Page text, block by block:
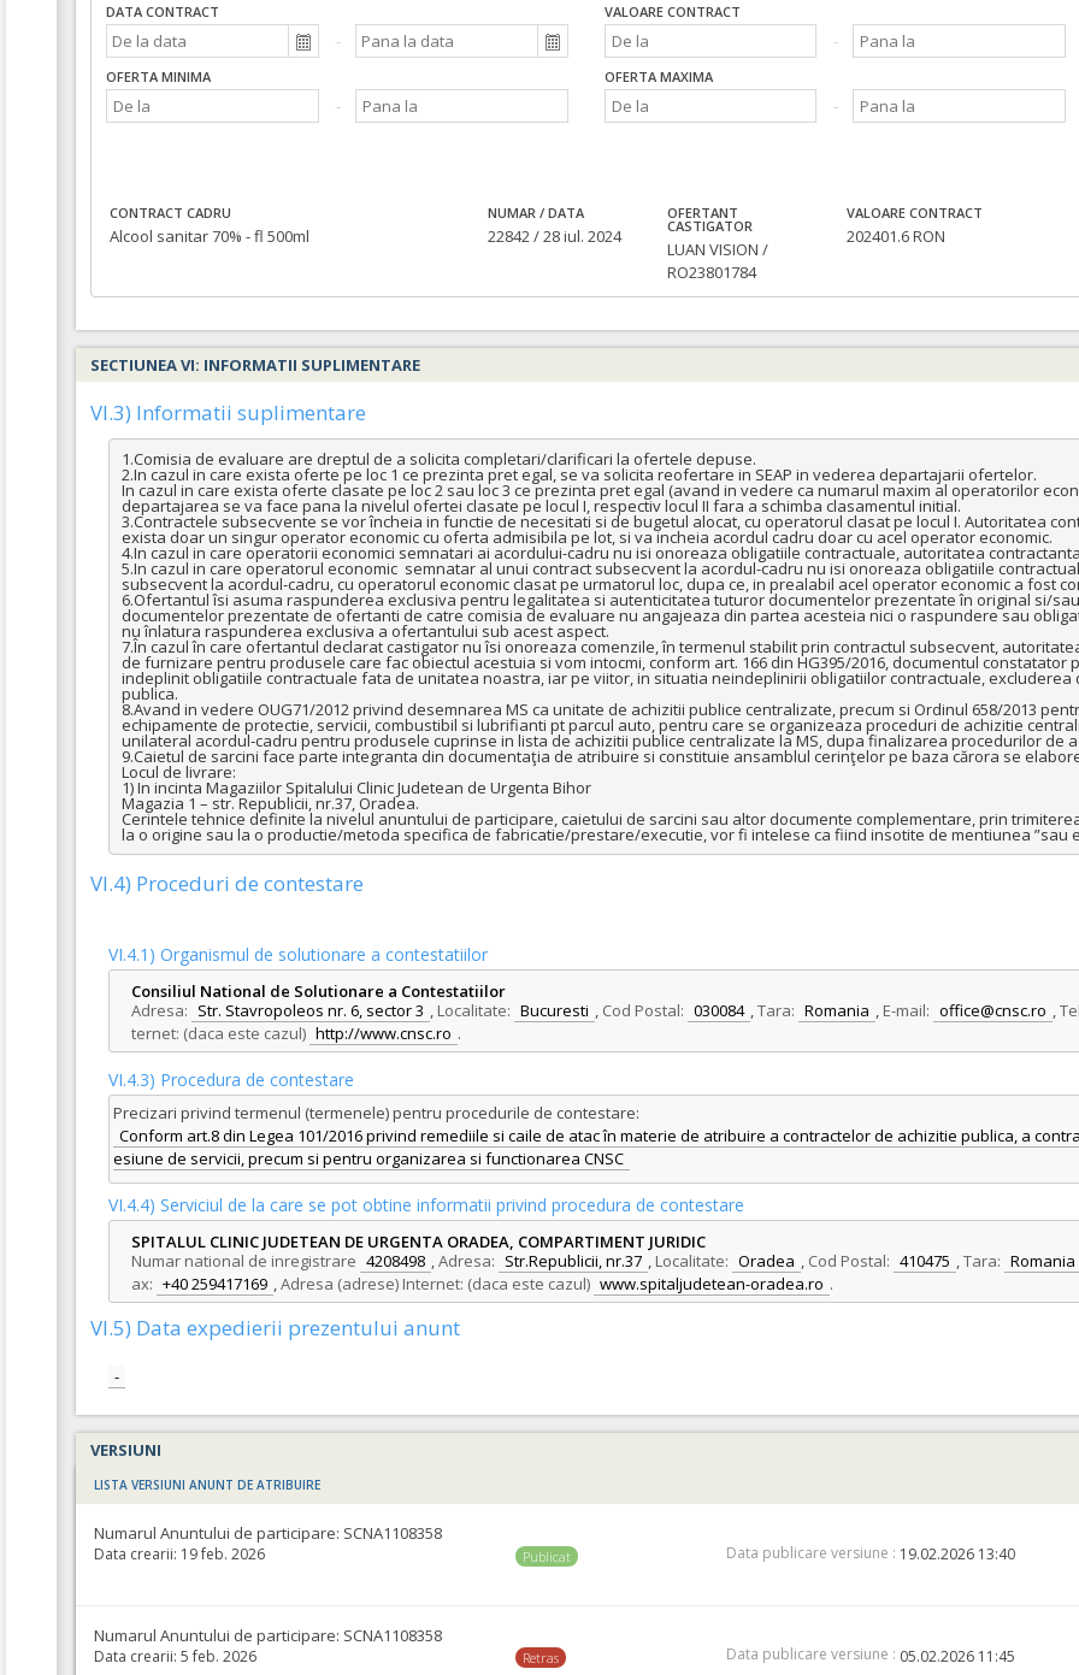
DATA CONTRACT VALOARE CONTRACT
OFERTA MINIMA OFERTA MAXIMA
CONTRACT CADRU
Alcool sanitar 70% - fl 500ml
NUMAR / DATA
22842 / 28 iul. 2024
OFERTANT
CASTIGATOR
LUAN VISION /
RO23801784
VALOARE CONTRACT
202401.6 RON
SECTIUNEA VI: INFORMATII SUPLIMENTARE
VI.3) Informatii suplimentare
1.Comisia de evaluare are dreptul de a solicita completari/clarificari la ofertele depuse.
2.In cazul in care exista oferte pe loc 1 ce prezinta pret egal, se va solicita reofertare in SEAP in vederea departajarii ofertelor.
In cazul in care exista oferte clasate pe loc 2 sau loc 3 ce prezinta pret egal (avand in vedere ca numarul maxim al operatorilor
departajarea se va face pana la nivelul ofertei clasate pe locul I, respectiv locul II fara a schimba clasamentul initial.
3.Contractele subsecvente se vor încheia in functie de necesitati si de bugetul alocat, cu operatorul clasat pe locul I. Autoritatea
exista doar un singur operator economic cu oferta admisibila pe lot, si va incheia acordul cadru doar cu acel operator economic.
4.In cazul in care operatorii economici semnatari ai acordului-cadru nu isi onoreaza obligatiile contractuale, autoritatea
5.In cazul in care operatorul economic  semnatar al unui contract subsecvent la acordul-cadru nu isi onoreaza obligatiile
subsecvent la acordul-cadru, cu operatorul economic clasat pe urmatorul loc, dupa ce, in prealabil acel operator economic a fost
6.Ofertantul îsi asuma raspunderea exclusiva pentru legalitatea si autenticitatea tuturor documentelor prezentate în original si/
documentelor prezentate de ofertanti de catre comisia de evaluare nu angajeaza din partea acesteia nici o raspundere sau
nu înlatura raspunderea exclusiva a ofertantului sub acest aspect.
7.În cazul în care ofertantul declarat castigator nu îsi onoreaza comenzile, în termenul stabilit prin contractul subsecvent,
de furnizare pentru produsele care fac obiectul acestuia si vom intocmi, conform art. 166 din HG395/2016, documentul constatator
indeplinit obligatiile contractuale fata de unitatea noastra, iar pe viitor, in situatia neindeplinirii obligatiilor contractuale,
publica.
8.Avand in vedere OUG71/2012 privind desemnarea MS ca unitate de achizitii publice centralizate, precum si Ordinul 658/2013
echipamente de protectie, servicii, combustibil si lubrifianti pt parcul auto, pentru care se organizeaza proceduri de achizitie
unilateral acordul-cadru pentru produsele cuprinse in lista de achizitii publice centralizate la MS, dupa finalizarea procedurilor de
9.Caietul de sarcini face parte integranta din documentaţia de atribuire si constituie ansamblul cerinţelor pe baza cărora se
Locul de livrare:
1) In incinta Magaziilor Spitalului Clinic Judetean de Urgenta Bihor
Magazia 1 – str. Republicii, nr.37, Oradea.
Cerintele tehnice definite la nivelul anuntului de participare, caietului de sarcini sau altor documente complementare, prin
la o origine sau la o productie/metoda specifica de fabricatie/prestare/executie, vor fi intelese ca fiind insotite de mentiunea ”sau
VI.4) Proceduri de contestare
VI.4.1) Organismul de solutionare a contestatiilor
Consiliul National de Solutionare a Contestatiilor
Adresa: Str. Stavropoleos nr. 6, sector 3 , Localitate: Bucuresti , Cod Postal: 030084 ,Tara: Romania , E-mail: office@cnsc.ro ,
ternet: (daca este cazul) http://www.cnsc.ro .
VI.4.3) Procedura de contestare
Precizari privind termenul (termenele) pentru procedurile de contestare:
Conform art.8 din Legea 101/2016 privind remediile si caile de atac în materie de atribuire a contractelor de achizitie publica, a
esiune de servicii, precum si pentru organizarea si functionarea CNSC
VI.4.4) Serviciul de la care se pot obtine informatii privind procedura de contestare
SPITALUL CLINIC JUDETEAN DE URGENTA ORADEA, COMPARTIMENT JURIDIC
Numar national de inregistrare 4208498 ,Adresa: Str.Republicii, nr.37 , Localitate: Oradea , Cod Postal: 410475 ,Tara: Romania
ax: +40 259417169 ,Adresa (adrese) Internet: (daca este cazul) www.spitaljudetean-oradea.ro .
VI.5) Data expedierii prezentului anunt
-
VERSIUNI
LISTA VERSIUNI ANUNT DE ATRIBUIRE
Numarul Anuntului de participare: SCNA1108358
Data crearii: 19 feb. 2026 Publicat Data publicare versiune : 19.02.2026 13:40
Numarul Anuntului de participare: SCNA1108358
Data crearii: 5 feb. 2026 Retras Data publicare versiune : 05.02.2026 11:45